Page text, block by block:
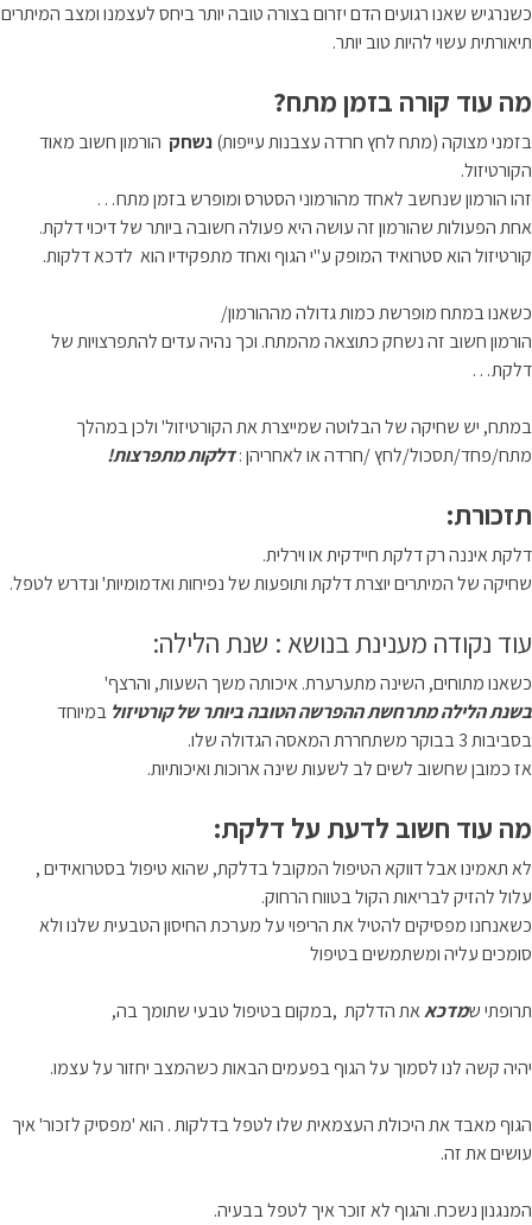
כשנרגיש שאנו רגועים הדם יזרום בצורה טובה יותר ביחס לעצמנו ומצב המיתרים
תיאורתית עשוי להיות טוב יותר.
מה עוד קורה בזמן מתח?
בזמני מצוקה (מתח לחץ חרדה עצבנות עייפות)נשחק הורמון חשוב מאוד
הקורטיזול.
זהו הורמון שנחשב לאחד מהורמוני הסטרס ומופרש בזמן מתח…
אחת הפעולות שהורמון זה עושה היא פעולה חשובה ביותר של דיכוי דלקת.
קורטיזול הוא סטרואיד המופק ע"י הגוף ואחד מתפקידיו הוא לדכא דלקות.
כשאנו במתח מופרשת כמות גדולה מההורמון/
הורמון חשוב זה נשחק כתוצאה מהמתח. וכך נהיה עדים להתפרצויות של
דלקת…
במתח, יש שחיקה של הבלוטה שמייצרת את הקורטיזול' ולכן במהלך
מתח/פחד/תסכול/לחץ /חרדה או לאחריהן :דלקות מתפרצות!
תזכורת:
דלקת איננה רק דלקת חיידקית או וירלית.
שחיקה של המיתרים יוצרת דלקת ותופעות של נפיחות ואדמומיות' ונדרש לטפל.
עוד נקודה מענינת בנושא : שנת הלילה:
כשאנו מתוחים, השינה מתערערת. איכותה משך השעות, והרצף'
בשנת הלילה מתרחשת ההפרשה הטובה ביותר של קורטיזול במיוחד
בסביבות 3 בבוקר משתחררת המאסה הגדולה שלו.
אז כמובן שחשוב לשים לב לשעות שינה ארוכות ואיכותיות.
מה עוד חשוב לדעת על דלקת:
לא תאמינו אבל דווקא הטיפול המקובל בדלקת, שהוא טיפול בסטרואידים ,
עלול להזיק לבריאות הקול בטווח הרחוק.
כשאנחנו מפסיקים להטיל את הריפוי על מערכת החיסון הטבעית שלנו ולא
סומכים עליה ומשתמשים בטיפול
תרופתי שמדכאאת הדלקת ,במקום בטיפול טבעי שתומך בה,
יהיה קשה לנו לסמוך על הגוף בפעמים הבאות כשהמצב יחזור על עצמו.
הגוף מאבד את היכולת העצמאית שלו לטפל בדלקות . הוא 'מפסיק לזכור' איך
עושים את זה.
המנגנון נשכח. והגוף לא זוכר איך לטפל בבעיה.